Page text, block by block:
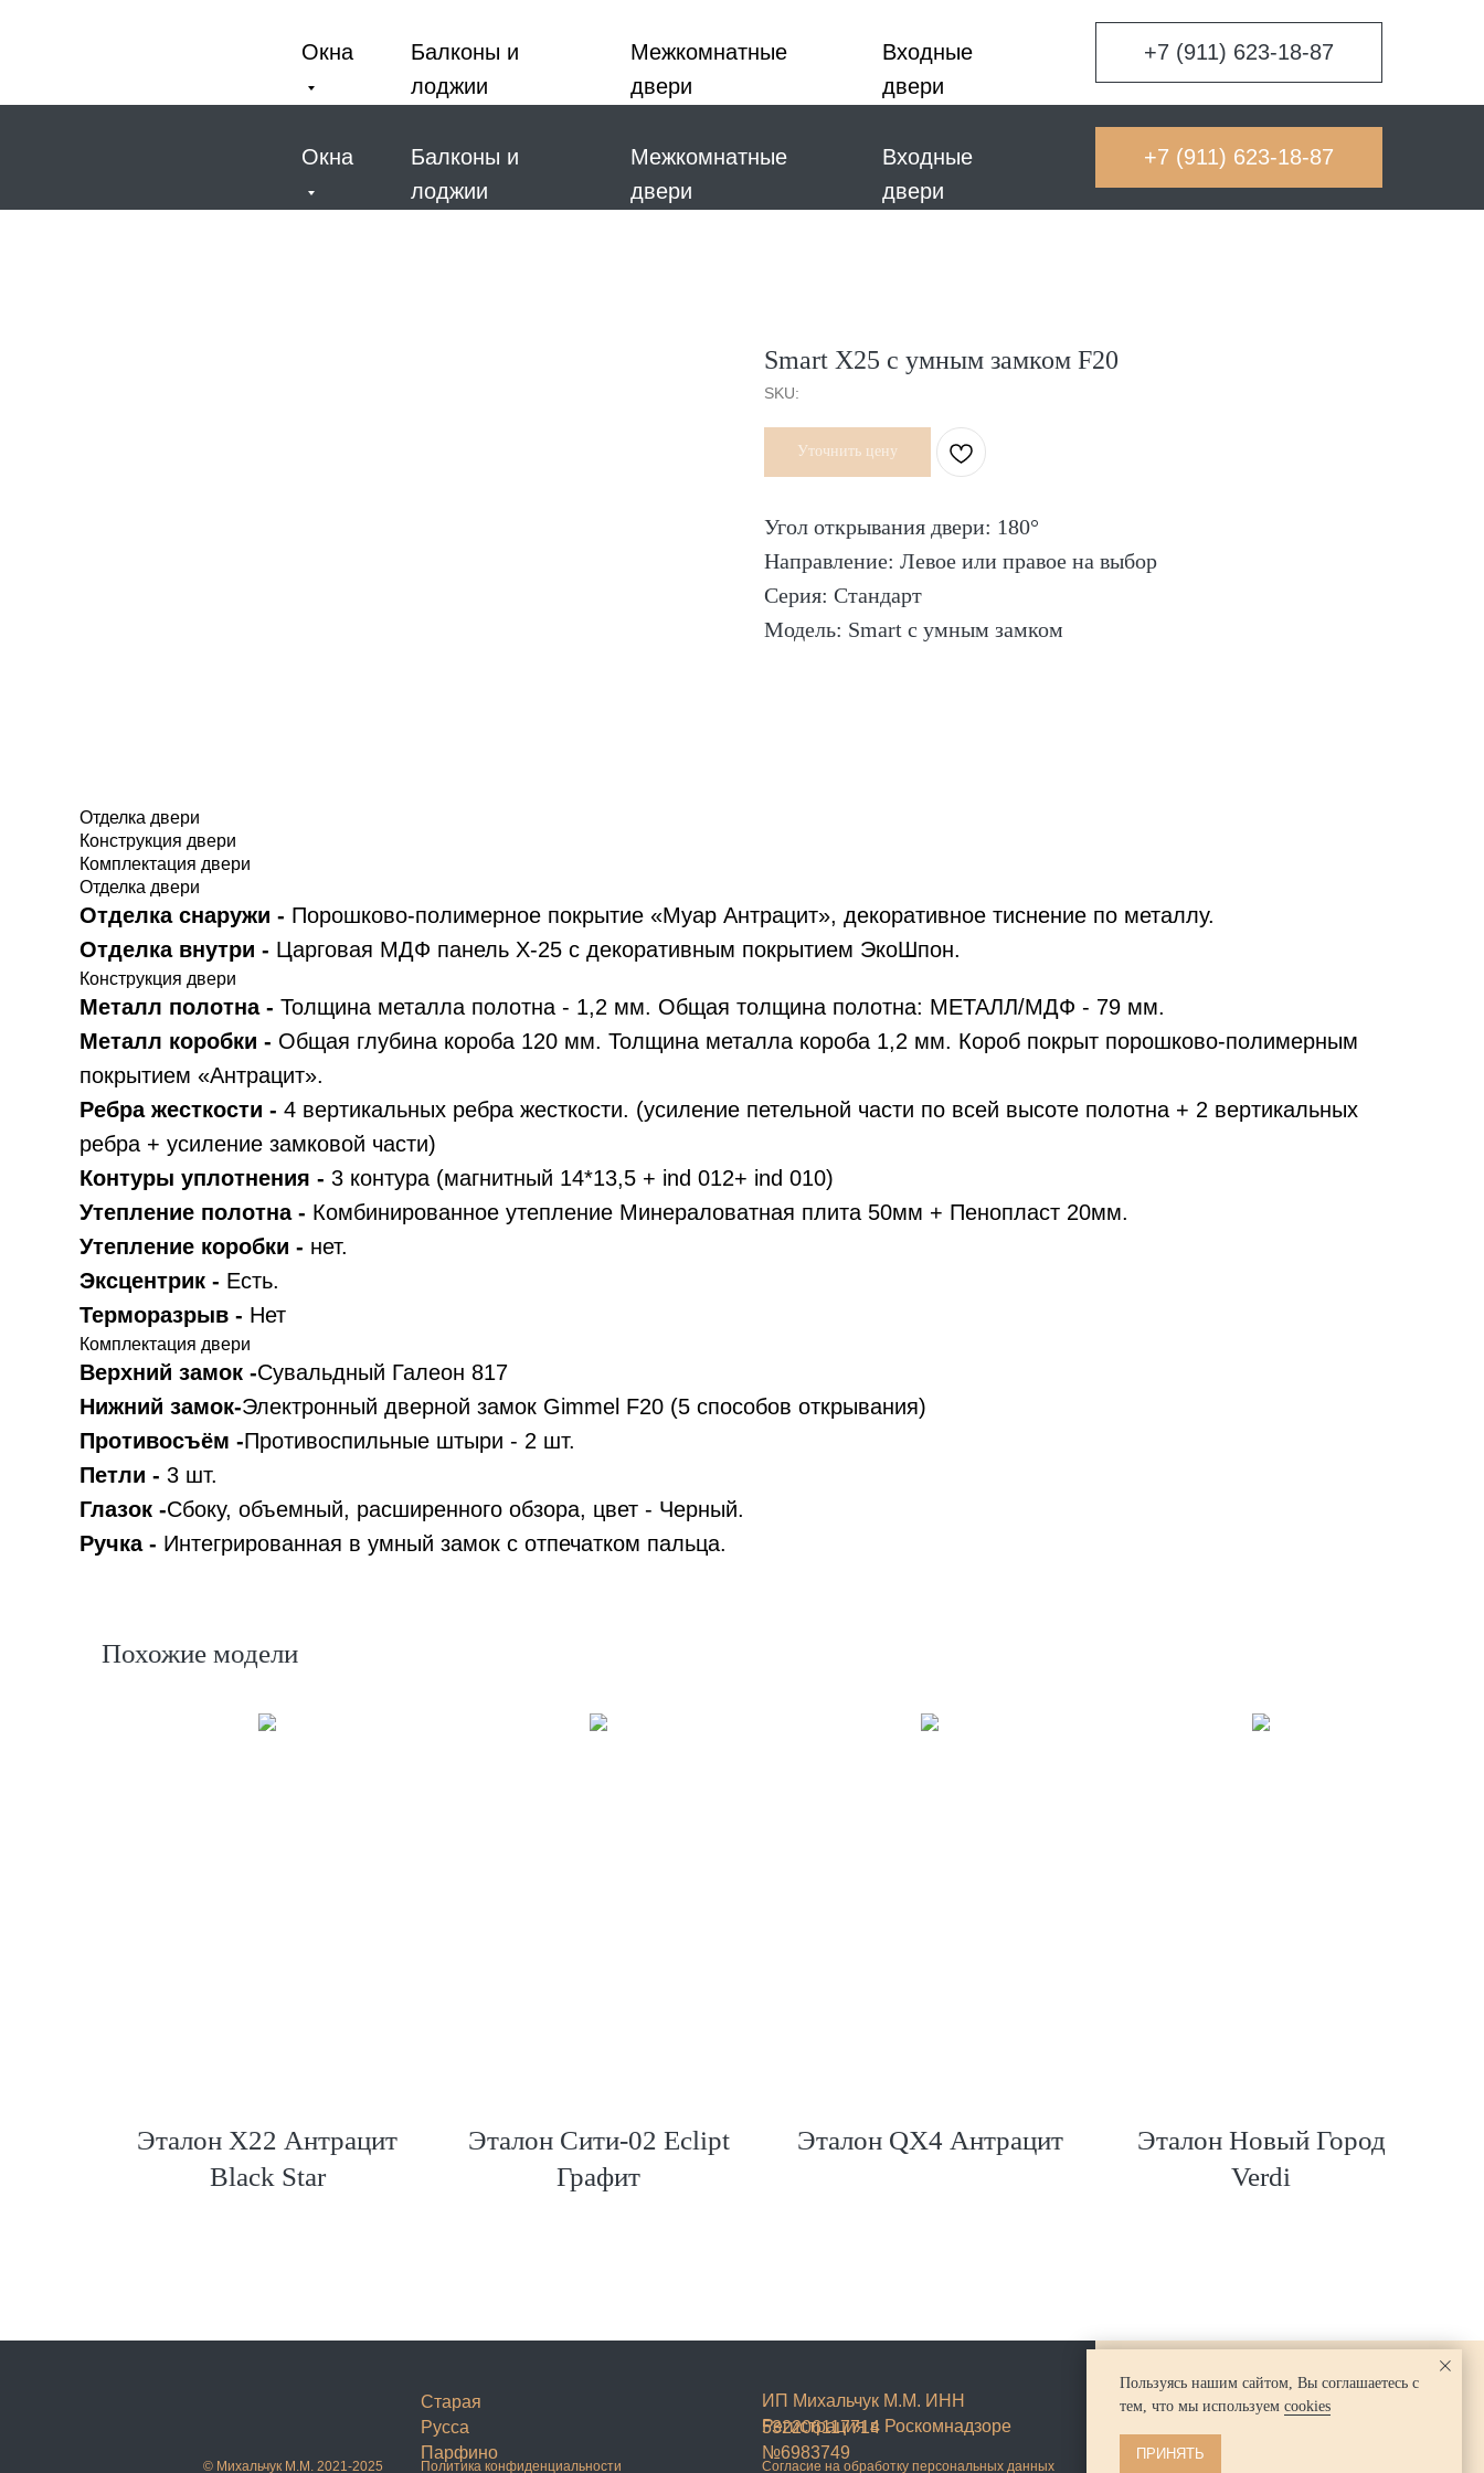
+7 (911) 623-18-87
Окна
Балконы и
лоджии
Межкомнатные
двери
Входные
двери
+7 (911) 623-18-87
Окна
Балконы и
лоджии
Межкомнатные
двери
Входные
двери
Smart X25 с умным замком F20
SKU:
Уточнить цену
Угол открывания двери: 180°
Направление: Левое или правое на выбор
Серия: Стандарт
Модель: Smart с умным замком
Отделка двери
Конструкция двери
Комплектация двери
Отделка двери
Отделка снаружи - Порошково-полимерное покрытие «Муар Антрацит», декоративное тиснение по металлу.
Отделка внутри - Царговая МДФ панель X-25 c декоративным покрытием ЭкоШпон.
Конструкция двери
Металл полотна - Толщина металла полотна - 1,2 мм. Общая толщина полотна: МЕТАЛЛ/МДФ - 79 мм.
Металл коробки - Общая глубина короба 120 мм. Толщина металла короба 1,2 мм. Короб покрыт порошково-полимерным
покрытием «Антрацит».
Ребра жесткости - 4 вертикальных ребра жесткости. (усиление петельной части по всей высоте полотна + 2 вертикальных
ребра + усиление замковой части)
Контуры уплотнения - 3 контура (магнитный 14*13,5 + ind 012+ ind 010)
Утепление полотна - Комбинированное утепление Минераловатная плита 50мм + Пенопласт 20мм.
Утепление коробки - нет.
Эксцентрик - Есть.
Терморазрыв - Нет
Комплектация двери
Верхний замок -Сувальдный Галеон 817
Нижний замок-Электронный дверной замок Gimmel F20 (5 способов открывания)
Противосъём -Противоспильные штыри - 2 шт.
Петли - 3 шт.
Глазок -Сбоку, объемный, расширенного обзора, цвет - Черный.
Ручка - Интегрированная в умный замок с отпечатком пальца.
Похожие модели
Эталон Х22 Антрацит
Black Star
Эталон Сити-02 Eclipt
Графит
Эталон QX4 Антрацит
Эталон Новый Город
Verdi
Пользуясь нашим сайтом, Вы соглашаетесь с
тем, что мы используем cookies
ПРИНЯТЬ
Старая
Русса
Парфино
+7-911-623-18-87
Регистрация в Роскомнадзоре
№6983749
ИП Михальчук М.М. ИНН
532206117714
Согласие на обработку персональных данных
© Михальчук М.М. 2021-2025 Политика конфиденциальности